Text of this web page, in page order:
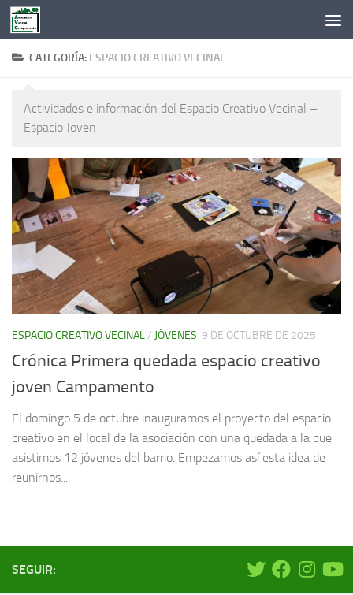
Saltar al contenido
CATEGORÍA: ESPACIO CREATIVO VECINAL
Actividades e información del Espacio Creativo Vecinal –
Espacio Joven
ESPACIO CREATIVO VECINAL/ JÓVENES 9 DE OCTUBRE DE 2025
Crónica Primera quedada espacio creativo
joven Campamento
El domingo 5 de octubre inauguramos el proyecto del espacio
creativo en el local de la asociación con una quedada a la que
asistimos 12 jóvenes del barrio. Empezamos así esta idea de
reunirnos...
SEGUIR: